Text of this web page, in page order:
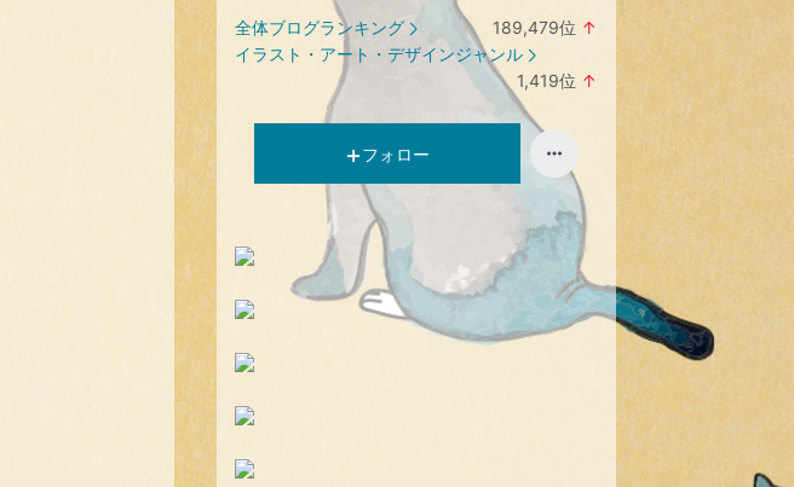
全体ブログランキング 189,479位 ↑
イラスト・アート・デザインジャンル
1,419位 ↑
フォロー